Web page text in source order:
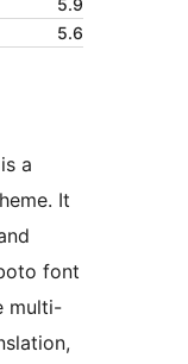
5.9
5.6
a
It
font
multi-